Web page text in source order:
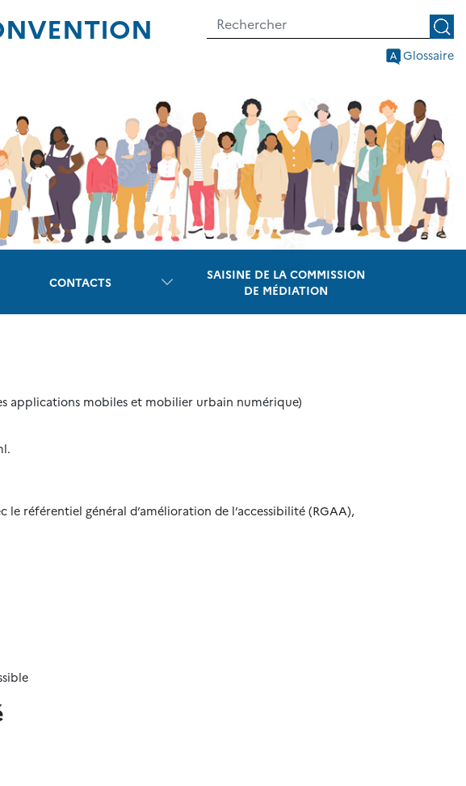
Glossaire
CONTACTS
SAISINE DE LA COMMISSION
DE MÉDIATION
applications mobiles et mobilier urbain numérique)
référentiel général d’amélioration de l’accessibilité (RGAA),